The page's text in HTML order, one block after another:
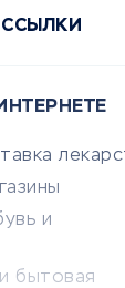
и
бытовая